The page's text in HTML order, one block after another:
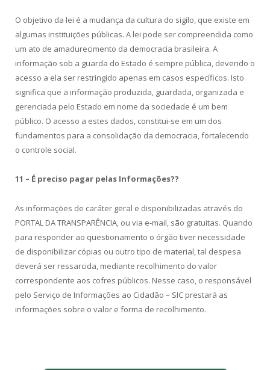
O objetivo da lei é a mudança da cultura do sigilo, que existe em
algumas instituições públicas. A lei pode ser compreendida como
um ato de amadurecimento da democracia brasileira. A
informação sob a guarda do Estado é sempre pública, devendo o
acesso a ela ser restringido apenas em casos específicos. Isto
significa que a informação produzida, guardada, organizada e
gerenciada pelo Estado em nome da sociedade é um bem
público. O acesso a estes dados, constitui-se em um dos
fundamentos para a consolidação da democracia, fortalecendo
o controle social.
11 – É preciso pagar pelas Informações??
As informações de caráter geral e disponibilizadas através do
PORTAL DA TRANSPARÊNCIA, ou via e-mail, são gratuitas. Quando
para responder ao questionamento o órgão tiver necessidade
de disponibilizar cópias ou outro tipo de material, tal despesa
deverá ser ressarcida, mediante recolhimento do valor
correspondente aos cofres públicos. Nesse caso, o responsável
pelo Serviço de Informações ao Cidadão – SIC prestará as
informações sobre o valor e forma de recolhimento.